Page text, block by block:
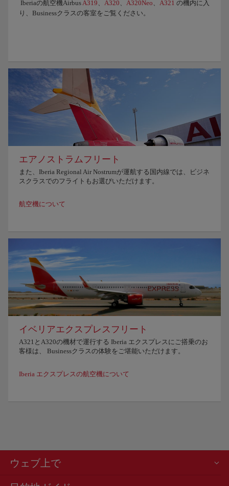
Iberiaの航空機Airbus A319 A320 A320Neo A321 の機内に入
り、Businessクラスの客室をご覧ください。
エアノストラムフリート
また、Iberia Regional Air Nostrumが運航する国内線では、ビジネ
スクラスでのフライトもお選びいただけます。
航空機について
イベリアエクスプレスフリート
A321とA320の機材で運行する Iberia エクスプレスにご搭乗のお
客様は、 Businessクラスの体験をご堪能いただけます。
Iberia エクスプレスの航空機について
ウェブ上で